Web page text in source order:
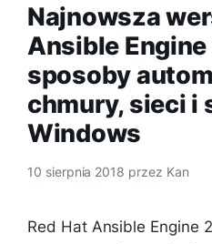
Najnowsza
Ansible
sposoby
chmury, sieci i
Windows
10 sierpnia 2018 przez Kan
Red Hat Ansible Engine